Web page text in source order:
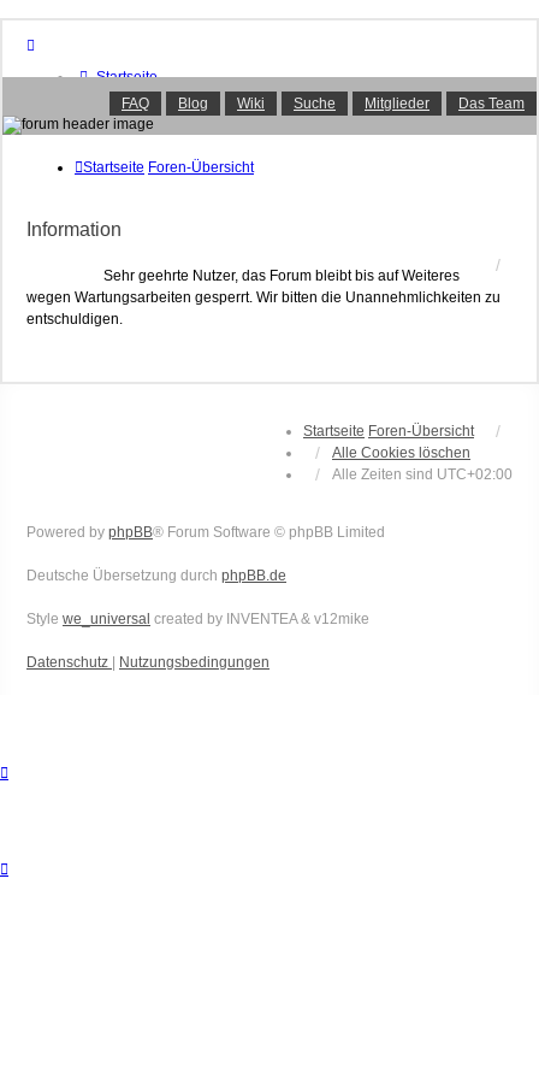
Startseite
Foren-Übersicht
FAQ
Suche
Aktive Themen
Das Team
FAQ Blog Wiki Suche Mitglieder Das Team
Startseite Foren-Übersicht
Information
Sehr geehrte Nutzer, das Forum bleibt bis auf Weiteres
wegen Wartungsarbeiten gesperrt. Wir bitten die Unannehmlichkeiten zu
entschuldigen.
Startseite Foren-Übersicht
Alle Cookies löschen
Alle Zeiten sind UTC+02:00
Powered by phpBB® Forum Software © phpBB Limited
Deutsche Übersetzung durch phpBB.de
Style we_universal created by INVENTEA & v12mike
Datenschutz Nutzungsbedingungen